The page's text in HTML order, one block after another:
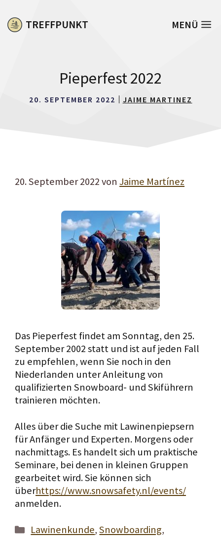
Inhalt
springen
TREFFPUNKT MENÜ
Pieperfest 2022
20. SEPTEMBER 2022 JAIME MARTINEZ
20. September 2022von Jaime Martínez
Das Pieperfest findet am Sonntag, den 25.
September 2002 statt und ist auf jeden Fall
zu empfehlen, wenn Sie noch in den
Niederlanden unter Anleitung von
qualifizierten Snowboard- und Skiführern
trainieren möchten.
Alles über die Suche mit Lawinenpiepsern
für Anfänger und Experten. Morgens oder
nachmittags. Es handelt sich um praktische
Seminare, bei denen in kleinen Gruppen
gearbeitet wird. Sie können sich
überhttps://www.snowsafety.nl/events/
anmelden.
Kategorien
Lawinenkunde,Snowboarding,